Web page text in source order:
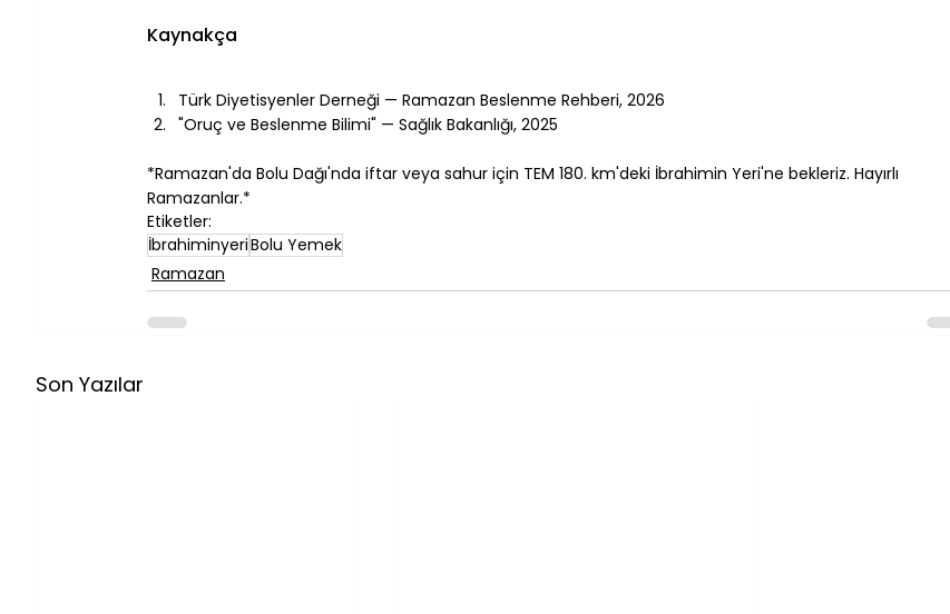
Kaynakça
Türk Diyetisyenler Derneği — Ramazan Beslenme Rehberi, 2026
"Oruç ve Beslenme Bilimi" — Sağlık Bakanlığı, 2025
*Ramazan'da Bolu Dağı'nda iftar veya sahur için TEM 180. km'deki İbrahimin Yeri'ne bekleriz. Hayırlı
Ramazanlar.*
Etiketler:
İbrahiminyeriBolu Yemek
Ramazan
Son Yazılar